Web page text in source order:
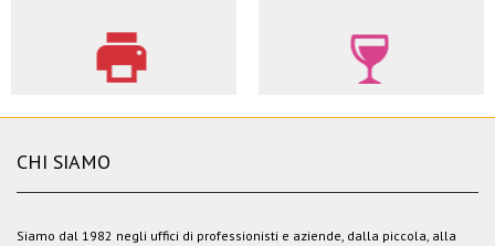
CHI SIAMO
Siamo dal 1982 negli uffici di professionisti e aziende, dalla piccola, alla